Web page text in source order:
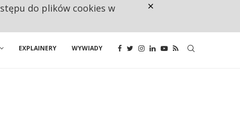
EXPLAINERY WYWIADY
do plików cookies w
×